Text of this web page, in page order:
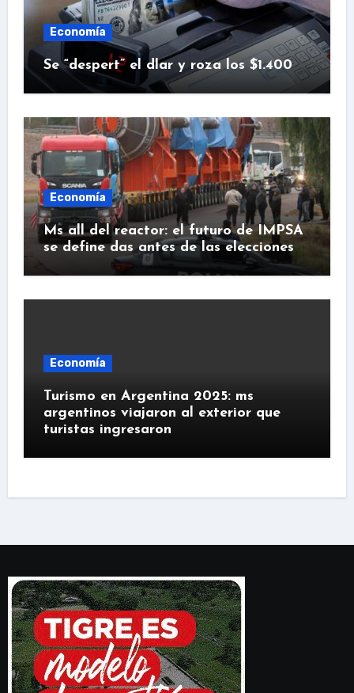
Economía
Se “despert” el dlar y roza los $1.400
Economía
Ms all del reactor: el futuro de IMPSA
se define das antes de las elecciones
Economía
Turismo en Argentina 2025: ms
argentinos viajaron al exterior que
turistas ingresaron